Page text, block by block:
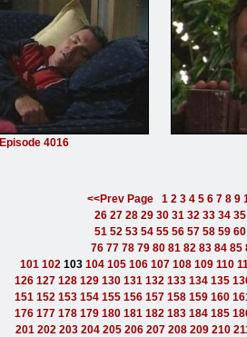
Episode 4016
<<Prev Page 1 2 3 4 5 6 7 8 9
26 27 28 29 30 31 32 33 34 35
51 52 53 54 55 56 57 58 59 60
76 77 78 79 80 81 82 83 84 85
101 102103 104 105 106 107 108 109 110
126 127 128 129 130 131 132 133 134 135
151 152 153 154 155 156 157 158 159 160
176 177 178 179 180 181 182 183 184 185
201 202 203 204 205 206 207 208 209 210